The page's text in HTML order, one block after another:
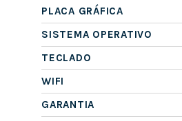
PLACA GRÁFICA
SISTEMA OPERATIVO
TECLADO
WIFI
GARANTIA